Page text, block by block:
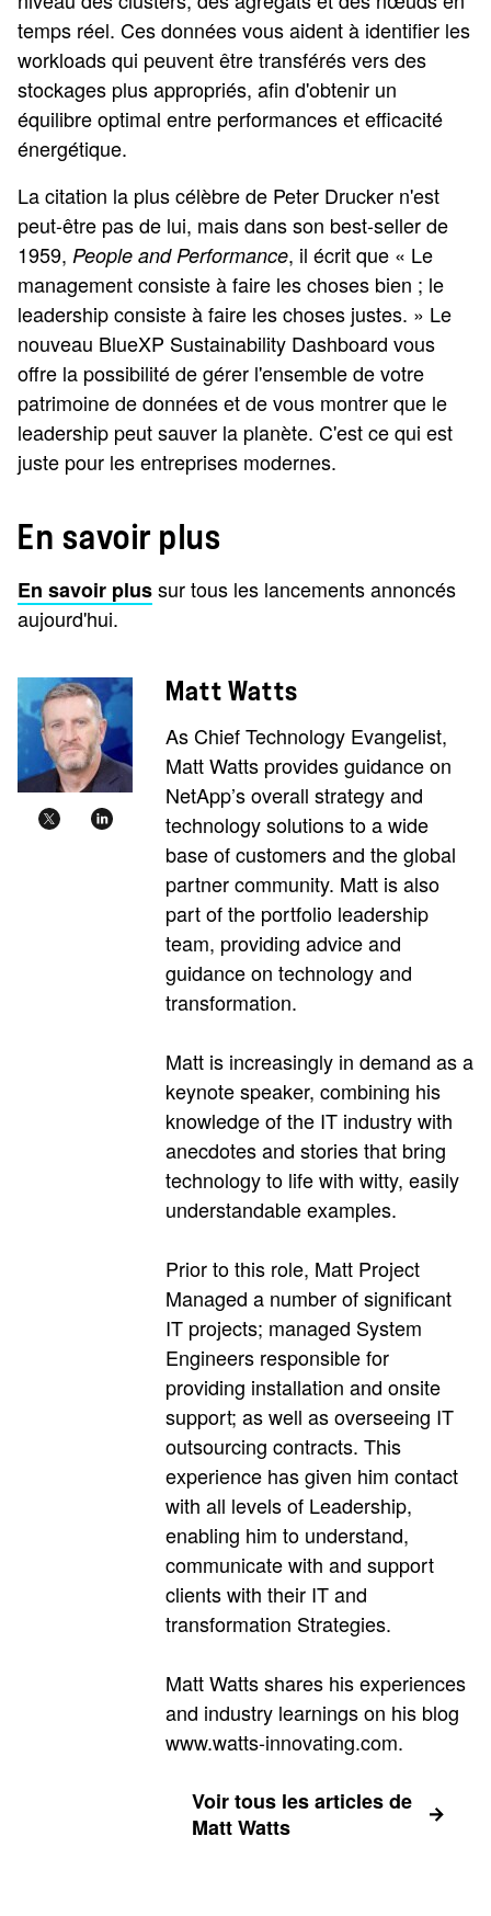
temps réel. Ces données vous aident à identifier les
workloads qui peuvent être transférés vers des
stockages plus appropriés, afin d'obtenir un
équilibre optimal entre performances et efficacité
énergétique.
La citation la plus célèbre de Peter Drucker n'est
peut-être pas de lui, mais dans son best-seller de
1959, People and Performance, il écrit que « Le
management consiste à faire les choses bien ; le
leadership consiste à faire les choses justes. » Le
nouveau BlueXP Sustainability Dashboard vous
offre la possibilité de gérer l'ensemble de votre
patrimoine de données et de vous montrer que le
leadership peut sauver la planète. C'est ce qui est
juste pour les entreprises modernes.
En savoir plus
En savoir plussur tous les lancements annoncés
aujourd'hui.
Matt Watts
As Chief Technology Evangelist,
Matt Watts provides guidance on
NetApp’s overall strategy and
technology solutions to a wide
base of customers and the global
partner community. Matt is also
part of the portfolio leadership
team, providing advice and
guidance on technology and
transformation.
Matt is increasingly in demand as a
keynote speaker, combining his
knowledge of the IT industry with
anecdotes and stories that bring
technology to life with witty, easily
understandable examples.
Prior to this role, Matt Project
Managed a number of significant
IT projects; managed System
Engineers responsible for
providing installation and onsite
support; as well as overseeing IT
outsourcing contracts. This
experience has given him contact
with all levels of Leadership,
enabling him to understand,
communicate with and support
clients with their IT and
transformation Strategies.
Matt Watts shares his experiences
and industry learnings on his blog
www.watts-innovating.com.
Voir tous les articles de
Matt Watts